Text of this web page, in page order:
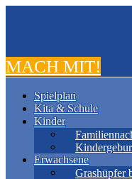
MACH MIT!
Spielplan
Kita & Schule
Kinder
Erwachsene
Grashüpfer